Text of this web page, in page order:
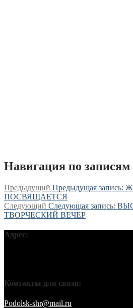
Навигация по записям
Предыдущий Предыдущая запись:
ПОСВЯЩАЕТСЯ
Следующий Следующая запись:
ТВОРЧЕСКИЙ ВЕЧЕР
Адрес:
Контакты для связи:
Podolsk-shr@mail.ru